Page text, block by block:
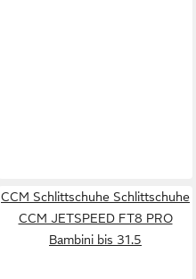
CCM Schlittschuhe Schlittschuhe
CCM JETSPEED FT8 PRO
Bambini bis 31.5